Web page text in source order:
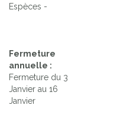
Espèces -
Fermeture
annuelle :
Fermeture du 3
Janvier au 16
Janvier